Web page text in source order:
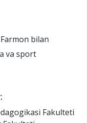
bilan
va sport
Fakulteti